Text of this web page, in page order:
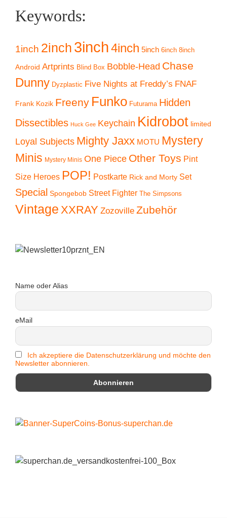
Keywords:
1inch 2inch 3inch4inch 5inch 6inch 8inch
Android Artprints Blind Box Bobble-Head Chase
Dunny Dyzplastic Five Nights at Freddy’s FNAF
Frank Kozik Freeny Funko Futurama Hidden
Dissectibles Huck Gee Keychain Kidrobot limited
Loyal Subjects Mighty Jaxx MOTU Mystery
Minis Mystery Minis One Piece Other Toys Pint
Size Heroes POP! Postkarte Rick and Morty Set
Special Spongebob Street Fighter The Simpsons
Vintage XXRAY Zozoville Zubehör
Name oder Alias
eMail
Ich akzeptiere die Datenschutzerklärung und möchte den
Newsletter abonnieren.